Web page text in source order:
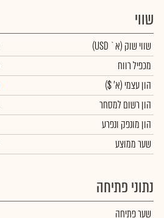
שווי
שווי שוק (א` USD)
מכפיל רווח
הון עצמי (א' $)
הון רשום למסחר
הון מונפק ונפרע
שער ממוצע
נתוני פתיחה
שער פתיחה